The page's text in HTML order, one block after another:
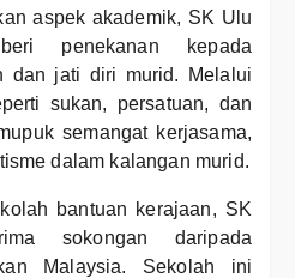
aspek akademik, SK Ulu
penekanan kepada
dan jati diri murid. Melalui
sukan, persatuan, dan
semangat kerjasama,
dalam kalangan murid.
bantuan kerajaan, SK
sokongan daripada
Malaysia. Sekolah ini